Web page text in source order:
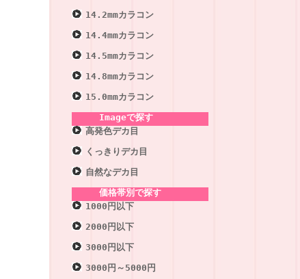
14.2mmカラコン
14.4mmカラコン
14.5mmカラコン
14.8mmカラコン
15.0mmカラコン
Imageで探す
高発色デカ目
くっきりデカ目
自然なデカ目
価格帯別で探す
1000円以下
2000円以下
3000円以下
3000円～5000円